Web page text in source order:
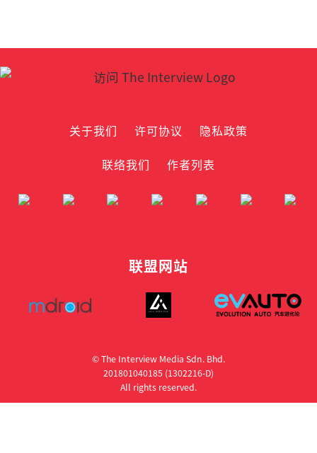
关于我们 许可协议
隐私政策
联络我们
作者列表
联盟网站
© The Interview Media Sdn. Bhd.
201801040185 (1302216­-D)
All rights reserved.